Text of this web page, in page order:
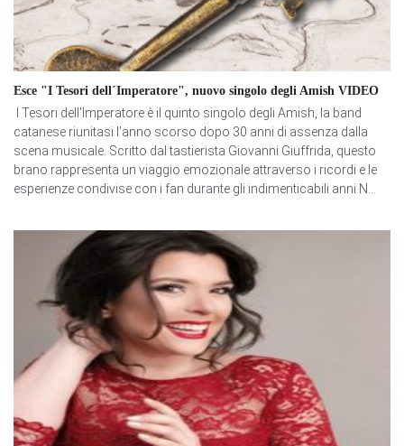
Esce "I Tesori dell´Imperatore", nuovo singolo degli Amish VIDEO
I Tesori dell'Imperatore è il quinto singolo degli Amish, la band
catanese riunitasi l’anno scorso dopo 30 anni di assenza dalla
scena musicale. Scritto dal tastierista Giovanni Giuffrida, questo
brano rappresenta un viaggio emozionale attraverso i ricordi e le
esperienze condivise con i fan durante gli indimenticabili anni N...